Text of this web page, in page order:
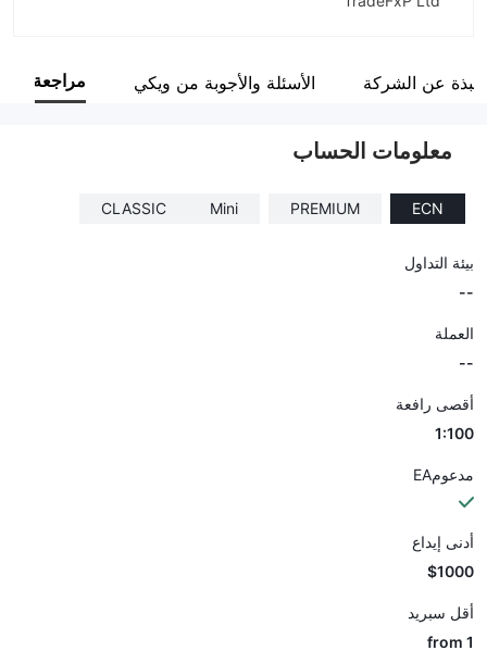
موظفو الشركة
نبذة عن الشركة الأسئلة والأجوبة من ويكي مراجعة
معلومات الحساب
ECN
PREMIUM
Mini
CLASSIC
بيئة التداول
--
العملة
--
أقصى رافعة
1:100
مدعومEA
أدنى إيداع
$1000
أقل سبريد
from 1